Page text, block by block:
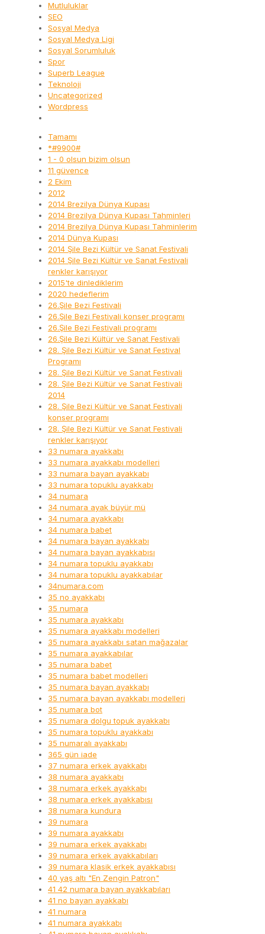
Mutluluklar
SEO
Sosyal Medya
Sosyal Medya Ligi
Sosyal Sorumluluk
Spor
Superb League
Teknoloji
Uncategorized
Wordpress
Tamamı
*#9900#
1 - 0 olsun bizim olsun
11 güvence
2 Ekim
2012
2014 Brezilya Dünya Kupası
2014 Brezilya Dünya Kupası Tahminleri
2014 Brezilya Dünya Kupası Tahminlerim
2014 Dünya Kupası
2014 Şile Bezi Kültür ve Sanat Festivali
2014 Şile Bezi Kültür ve Sanat Festivali
renkler karışıyor
2015'te dinlediklerim
2020 hedeflerim
26.Şile Bezi Festivali
26.Şile Bezi Festivali konser programı
26.Şile Bezi Festivali programı
26.Şile Bezi Kültür ve Sanat Festivali
28. Şile Bezi Kültür ve Sanat Festival
Programı
28. Şile Bezi Kültür ve Sanat Festivali
28. Şile Bezi Kültür ve Sanat Festivali
2014
28. Şile Bezi Kültür ve Sanat Festivali
konser programı
28. Şile Bezi Kültür ve Sanat Festivali
renkler karışıyor
33 numara ayakkabı
33 numara ayakkabı modelleri
33 numara bayan ayakkabı
33 numara topuklu ayakkabı
34 numara
34 numara ayak büyür mü
34 numara ayakkabı
34 numara babet
34 numara bayan ayakkabı
34 numara bayan ayakkabısı
34 numara topuklu ayakkabı
34 numara topuklu ayakkabılar
34numara.com
35 no ayakkabı
35 numara
35 numara ayakkabı
35 numara ayakkabı modelleri
35 numara ayakkabı satan mağazalar
35 numara ayakkabılar
35 numara babet
35 numara babet modelleri
35 numara bayan ayakkabı
35 numara bayan ayakkabı modelleri
35 numara bot
35 numara dolgu topuk ayakkabı
35 numara topuklu ayakkabı
35 numaralı ayakkabı
365 gün iade
37 numara erkek ayakkabı
38 numara ayakkabı
38 numara erkek ayakkabı
38 numara erkek ayakkabısı
38 numara kundura
39 numara
39 numara ayakkabı
39 numara erkek ayakkabı
39 numara erkek ayakkabıları
39 numara klasik erkek ayakkabısı
40 yaş altı "En Zengin Patron"
41 42 numara bayan ayakkabıları
41 no bayan ayakkabı
41 numara
41 numara ayakkabı